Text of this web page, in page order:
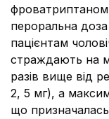
пероральна
пацієнтам
страждають на
разів вище від
2, 5 мг), а
що